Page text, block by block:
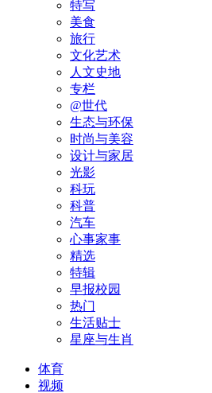
特写
美食
旅行
文化艺术
人文史地
专栏
@世代
生态与环保
时尚与美容
设计与家居
光影
科玩
科普
汽车
心事家事
精选
特辑
早报校园
热门
生活贴士
星座与生肖
体育
视频